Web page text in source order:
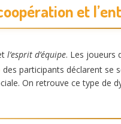
et
l’esprit d’équipe. Les joueurs
des participants déclarent se
On retrouve ce type de